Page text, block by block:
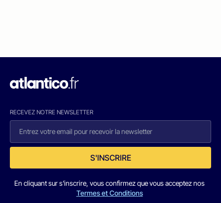
RECEVEZ NOTRE NEWSLETTER
S'INSCRIRE
En cliquant sur s'inscrire, vous confirmez que vous acceptez nos
Termes et Conditions